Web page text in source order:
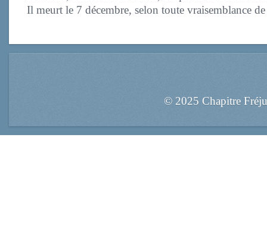
Il meurt le 7 décembre, selon toute vraisemblance
© 2025 Chapitre